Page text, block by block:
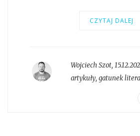
CZYTAJ DALEJ
Wojciech Szot,
artykuły, gatunek